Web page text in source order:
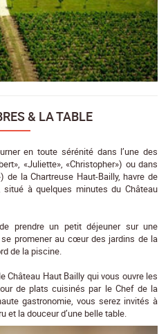
& LA TABLE
en toute sérénité dans l’une des
«Juliette», «Christopher») ou dans
de la Chartreuse Haut-Bailly, havre de
à quelques minutes du Château
prendre un petit déjeuner sur une
promener au cœur des jardins de la
de la piscine.
Château Haut Bailly qui vous ouvre les
de plats cuisinés par le Chef de la
gastronomie, vous serez invités à
et la douceur d’une belle table.